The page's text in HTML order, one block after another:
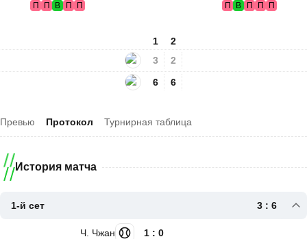
П П В П П
П
В П П П
1
3
6
2
2
6
Превью Протокол Турнирная таблица
История матча
1-й сет 3 : 6
Ч. Чжан 1 : 0